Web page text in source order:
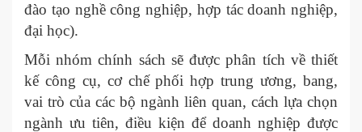
đào tạo nghề công nghiệp, hợp tác doanh nghiệp,
đại học).
Mỗi nhóm chính sách sẽ được phân tích về thiết
kế công cụ, cơ chế phối hợp trung ương, bang,
vai trò của các bộ ngành liên quan, cách lựa chọn
ngành ưu tiên, điều kiện để doanh nghiệp được